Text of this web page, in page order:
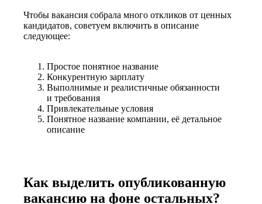
Чтобы вакансия собрала много откликов от ценных
кандидатов, советуем включить в описание
следующее:
Простое понятное название
Конкурентную зарплату
Выполнимые и реалистичные обязанности
и требования
Привлекательные условия
Понятное название компании, её детальное
описание
Как выделить опубликованную
вакансию на фоне остальных?